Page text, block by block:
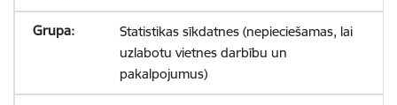
Statistikas sīkdatnes (nepieciešamas, lai
uzlabotu vietnes darbību un
pakalpojumus)